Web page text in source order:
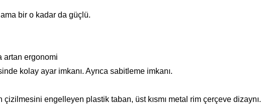
bir o kadar da güçlü.
artan ergonomi
kolay ayar imkanı. Ayrıca sabitleme imkanı.
çizilmesini engelleyen plastik taban, üst kısmı metal rim çerçeve dizaynı.